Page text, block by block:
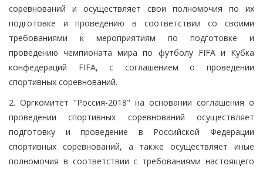
соревнований и осуществляет свои полномочия по их
подготовке и проведению в соответствии со своими
требованиями к мероприятиям по подготовке и
проведению чемпионата мира по футболу FIFA и Кубка
конфедераций FIFA, с соглашением о проведении
спортивных соревнований.
2. Оргкомитет "Россия-2018" на основании соглашения о
проведении спортивных соревнований осуществляет
подготовку и проведение в Российской Федерации
спортивных соревнований, а также осуществляет иные
полномочия в соответствии с требованиями настоящего